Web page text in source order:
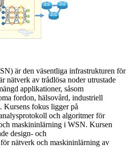
är den väsentliga infrastrukturen för
nätverk av trådlösa noder utrustade
applikationer, såsom
fordon, hälsovård, industriell
Kursens fokus ligger på
och algoritmer för
maskininlärning i WSN. Kursen
design- och
nätverk och maskininlärning av